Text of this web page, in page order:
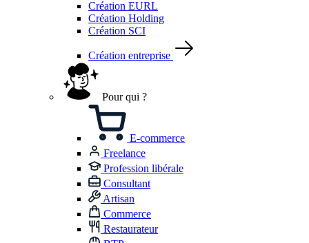
Création EURL
Création Holding
Création SCI
Création entreprise
Pour qui ?
E-commerce
Freelance
Profession libérale
Consultant
Artisan
Commerce
Restaurateur